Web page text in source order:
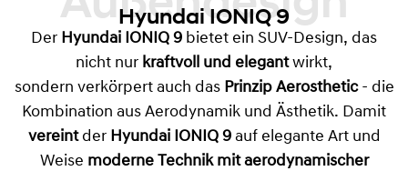
Außendesign
Hyundai IONIQ 9
Der Hyundai IONIQ 9 bietet ein SUV-Design, das
nicht nur kraftvoll und elegantwirkt,
sondern verkörpert auch dasPrinzip Aerosthetic- die
Kombination aus Aerodynamik und Ästhetik. Damit
vereint der Hyundai IONIQ 9 auf elegante Art und
Weise moderne Technik mit aerodynamischer